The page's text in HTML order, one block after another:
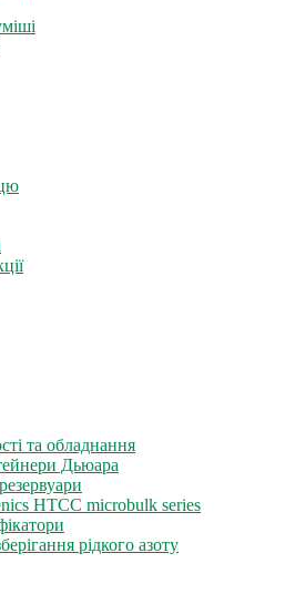
та обладнання
Дьюара
HTCC microbulk series
рідкого азоту